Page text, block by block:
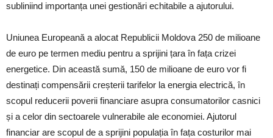
subliniind importanța unei gestionări echitabile a ajutorului.
Uniunea Europeană a alocat Republicii Moldova 250 de milioane
de euro pe termen mediu pentru a sprijini țara în fața crizei
energetice. Din această sumă, 150 de milioane de euro vor fi
destinați compensării creșterii tarifelor la energia electrică, în
scopul reducerii poverii financiare asupra consumatorilor casnici
și a celor din sectoarele vulnerabile ale economiei. Ajutorul
financiar are scopul de a sprijini populația în fața costurilor mai